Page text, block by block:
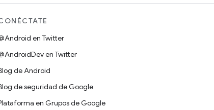
en Twitter
en Twitter
de Android
de seguridad de Google
en Grupos de Google